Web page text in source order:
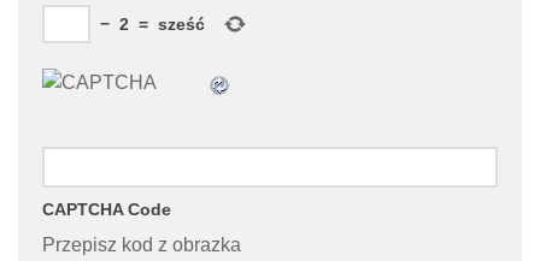
− 2 = sześć
CAPTCHA Code
Przepisz kod z obrazka